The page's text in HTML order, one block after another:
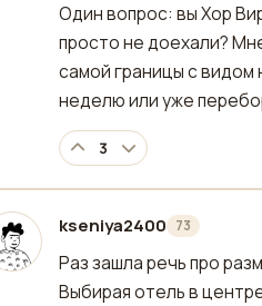
Один вопрос: вы Хор
просто не доехали?
самой границы с видом
неделю или уже
3
kseniya2400 73
отредактировано
Раз зашла речь про
Выбирая отель в